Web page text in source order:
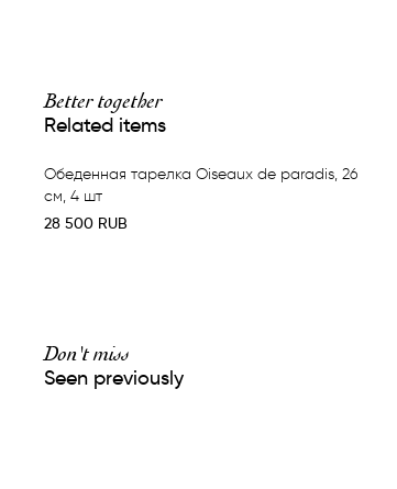
Better together
Related items
Обеденная тарелка Oiseaux de paradis, 26
см, 4 шт
28 500 RUB
Don't miss
Seen previously